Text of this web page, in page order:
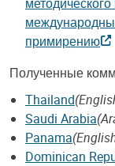
примирению
Полученные
Thailand
Saudi Arabia
Panama
Dominican